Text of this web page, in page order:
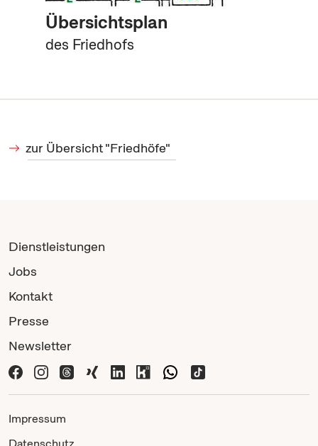
Übersichtsplan
des Friedhofs
zur Übersicht "Friedhöfe"
Dienstleistungen
Jobs
Kontakt
Presse
Newsletter
Impressum